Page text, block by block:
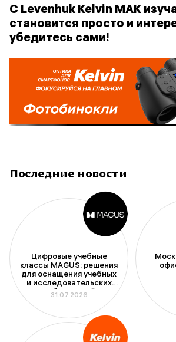
С Levenhuk Kelvin MAK
становится просто и
убедитесь сами!
Последние новости
Цифровые учебные
классы MAGUS: решения
для оснащения учебных
и исследовательских
лабораторий
31.07.2026